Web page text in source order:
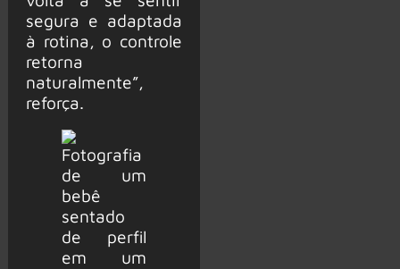
segura e adaptada
à rotina, o controle
retorna
naturalmente”,
reforça.